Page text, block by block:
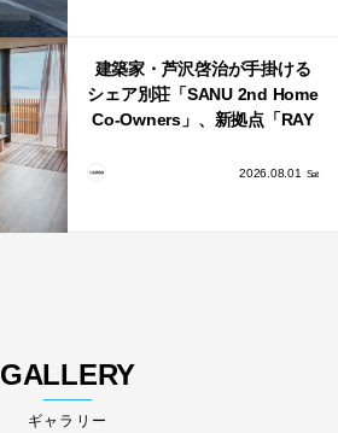
建築家・芦沢啓治が手掛ける
シェア別荘「SANU 2nd Home
Co-Owners」、新拠点「RAY
2026.08.01 Sat
GALLERY
ギャラリー